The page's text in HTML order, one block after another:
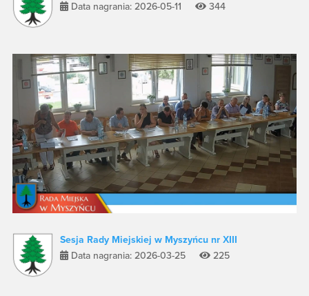
Data nagrania: 2026-05-11
344
Sesja Rady Miejskiej w Myszyńcu nr XIII
Data nagrania: 2026-03-25
225